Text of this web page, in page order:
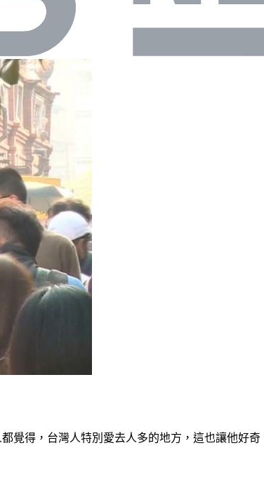
覺得，台灣人特別愛去人多的地方，這也讓他好